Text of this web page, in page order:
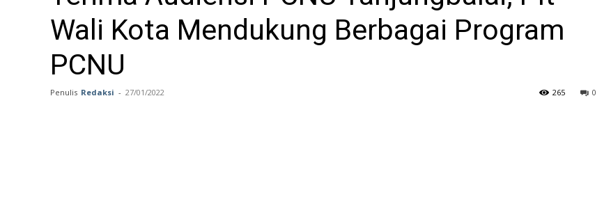
Wali Kota Mendukung Berbagai Program
PCNU
Penulis Redaksi - 27/01/2022 0
265